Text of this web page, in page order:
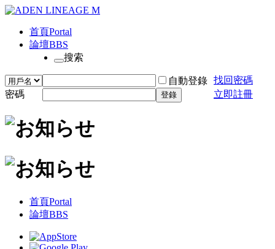
首頁Portal
論壇BBS
搜索
自動登錄 找回密碼
密碼
登錄 立即註冊
首頁Portal
論壇BBS